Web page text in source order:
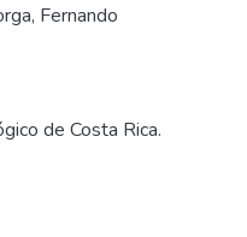
Fernando
de Costa Rica.